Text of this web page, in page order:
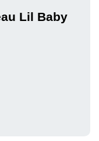
Lil Baby